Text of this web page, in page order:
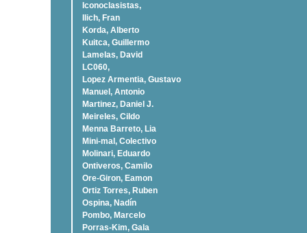
Iconoclasistas,
Ilich, Fran
Korda, Alberto
Kuitca, Guillermo
Lamelas, David
LC060,
Lopez Armentia, Gustavo
Manuel, Antonio
Martinez, Daniel J.
Meireles, Cildo
Menna Barreto, Lia
Mini-mal, Colectivo
Molinari, Eduardo
Ontiveros, Camilo
Ore-Giron, Eamon
Ortiz Torres, Ruben
Ospina, Nadí­n
Pombo, Marcelo
Porras-Kim, Gala